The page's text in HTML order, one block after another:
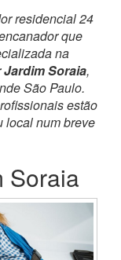
residencial 24
que
na
Soraia,
São Paulo.
estão
local num breve
Soraia